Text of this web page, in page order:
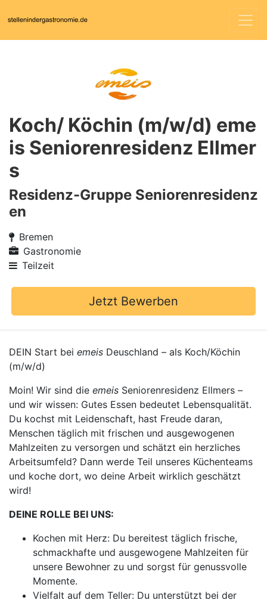
Koch/ Köchin (m/w/d) eme
is Seniorenresidenz Ellmer
s
Residenz-Gruppe Seniorenresidenz
en
Bremen
Gastronomie
Teilzeit
Jetzt Bewerben
DEIN Start bei emeis Deuschland – als Koch/Köchin
(m/w/d)
Moin! Wir sind die emeis Seniorenresidenz Ellmers –
und wir wissen: Gutes Essen bedeutet Lebensqualität.
Du kochst mit Leidenschaft, hast Freude daran,
Menschen täglich mit frischen und ausgewogenen
Mahlzeiten zu versorgen und schätzt ein herzliches
Arbeitsumfeld? Dann werde Teil unseres Küchenteams
und koche dort, wo deine Arbeit wirklich geschätzt
wird!
DEINE ROLLE BEI UNS:
Kochen mit Herz: Du bereitest täglich frische,
schmackhafte und ausgewogene Mahlzeiten für
unsere Bewohner zu und sorgst für genussvolle
Momente.
Vielfalt auf dem Teller: Du unterstützt bei der